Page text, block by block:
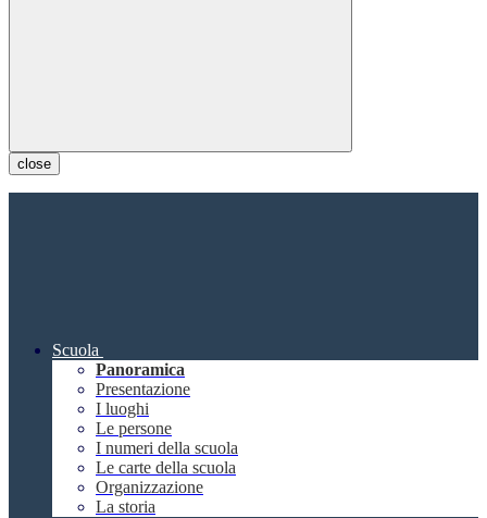
close
Scuola
Panoramica
Presentazione
I luoghi
Le persone
I numeri della scuola
Le carte della scuola
Organizzazione
La storia